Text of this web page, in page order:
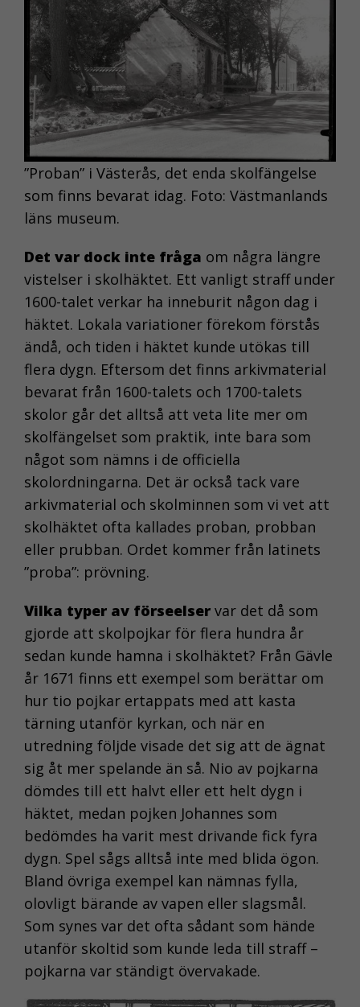
”Proban” i Västerås, det enda skolfängelse
som finns bevarat idag. Foto: Västmanlands
läns museum.
Det var dock inte fråga om några längre
vistelser i skolhäktet. Ett vanligt straff under
1600-talet verkar ha inneburit någon dag i
häktet. Lokala variationer förekom förstås
ändå, och tiden i häktet kunde utökas till
flera dygn. Eftersom det finns arkivmaterial
bevarat från 1600-talets och 1700-talets
skolor går det alltså att veta lite mer om
skolfängelset som praktik, inte bara som
något som nämns i de officiella
skolordningarna. Det är också tack vare
arkivmaterial och skolminnen som vi vet att
skolhäktet ofta kallades proban, probban
eller prubban. Ordet kommer från latinets
”proba”: prövning.
Vilka typer av förseelser var det då som
gjorde att skolpojkar för flera hundra år
sedan kunde hamna i skolhäktet? Från Gävle
år 1671 finns ett exempel som berättar om
hur tio pojkar ertappats med att kasta
tärning utanför kyrkan, och när en
utredning följde visade det sig att de ägnat
sig åt mer spelande än så. Nio av pojkarna
dömdes till ett halvt eller ett helt dygn i
häktet, medan pojken Johannes som
bedömdes ha varit mest drivande fick fyra
dygn. Spel sågs alltså inte med blida ögon.
Bland övriga exempel kan nämnas fylla,
olovligt bärande av vapen eller slagsmål.
Som synes var det ofta sådant som hände
utanför skoltid som kunde leda till straff –
pojkarna var ständigt övervakade.